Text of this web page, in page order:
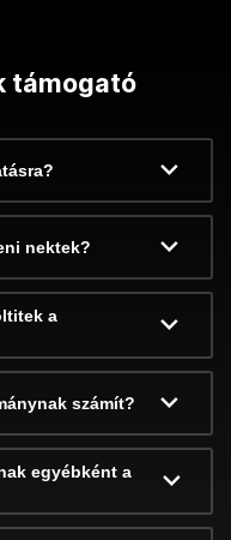
támogató
nektek?
a
számít?
egyébként a